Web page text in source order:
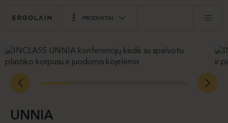
PRODUKTAI
UNNIA